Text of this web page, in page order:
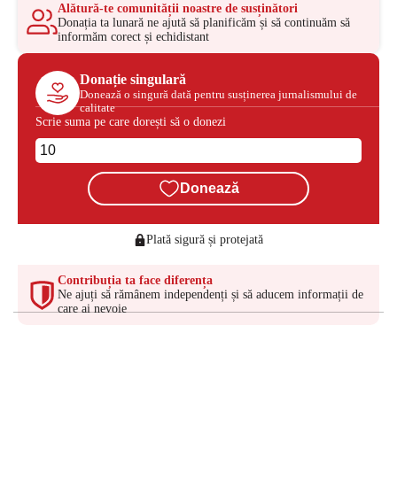
Alătură-te comunității noastre de susținători
Donația ta lunară ne ajută să planificăm și să continuăm să
informăm corect și echidistant
Donație singulară
Donează o singură dată pentru susținerea jurnalismului de
calitate
Scrie suma pe care dorești să o donezi
Donează
Plată sigură și protejată
Contribuția ta face diferența
Ne ajuți să rămânem independenți și să aducem informații de
care ai nevoie